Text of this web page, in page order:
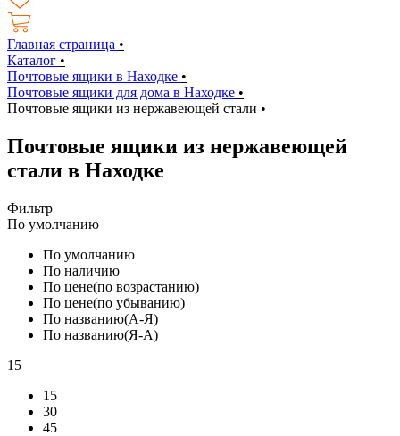
Главная страница •
Каталог •
Почтовые ящики в Находке •
Почтовые ящики для дома в Находке •
Почтовые ящики из нержавеющей стали •
Почтовые ящики из нержавеющей
стали в Находке
Фильтр
По умолчанию
По умолчанию
По наличию
По цене(по возрастанию)
По цене(по убыванию)
По названию(А-Я)
По названию(Я-А)
15
15
30
45